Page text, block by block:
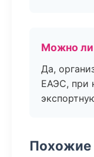
Можно ли
Да,
ЕАЭС, при
Похожие